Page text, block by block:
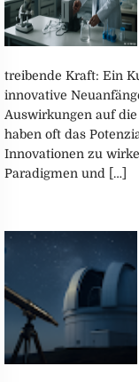
treibende Kraft: Ein
innovative
Auswirkungen auf
haben oft das
Innovationen zu
Paradigmen und […]